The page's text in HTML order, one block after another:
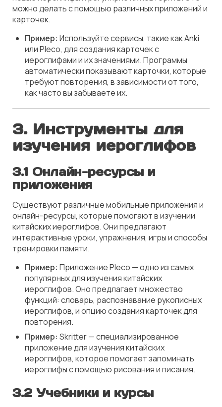
можно делать с помощью различных приложений и
карточек.
Пример: Используйте сервисы, такие как Anki
или Pleco, для создания карточек с
иероглифами и их значениями. Программы
автоматически показывают карточки, которые
требуют повторения, в зависимости от того,
как часто вы забываете их.
3. Инструменты для
изучения иероглифов
3.1 Онлайн-ресурсы и
приложения
Существуют различные мобильные приложения и
онлайн-ресурсы, которые помогают в изучении
китайских иероглифов. Они предлагают
интерактивные уроки, упражнения, игры и способы
тренировки памяти.
Пример: Приложение Pleco — одно из самых
популярных для изучения китайских
иероглифов. Оно предлагает множество
функций: словарь, распознавание рукописных
иероглифов, и опцию создания карточек для
повторения.
Пример: Skritter — специализированное
приложение для изучения китайских
иероглифов, которое помогает запоминать
иероглифы с помощью рисования и писания.
3.2 Учебники и курсы